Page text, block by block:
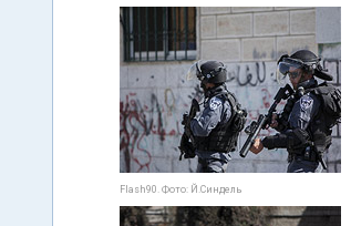
Flash90. Фото: Й.Синдель